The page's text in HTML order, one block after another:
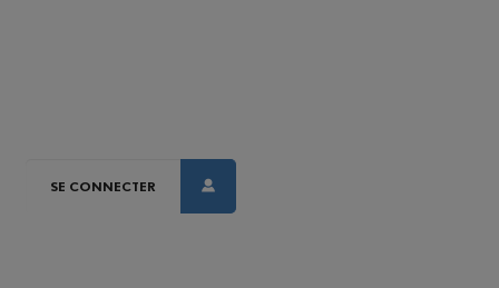
SE CONNECTER